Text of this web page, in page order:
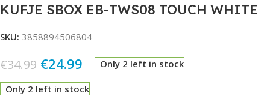
KUFJE SBOX EB-TWS08 TOUCH WHITE
SKU: 3858894506804
€34.99 €24.99 Only 2 left in stock
Only 2 left in stock